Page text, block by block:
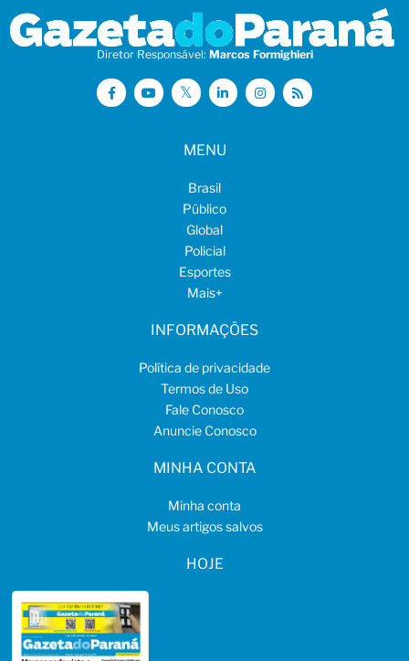
Diretor Responsável: Marcos Formighieri
MENU
Brasil
Público
Global
Policial
Esportes
Mais+
INFORMAÇÕES
Política de privacidade
Termos de Uso
Fale Conosco
Anuncie Conosco
MINHA CONTA
Minha conta
Meus artigos salvos
HOJE